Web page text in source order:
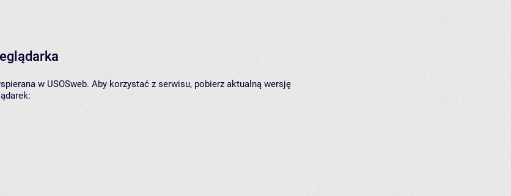
w USOSweb. Aby korzystać z serwisu, pobierz aktualną wersję